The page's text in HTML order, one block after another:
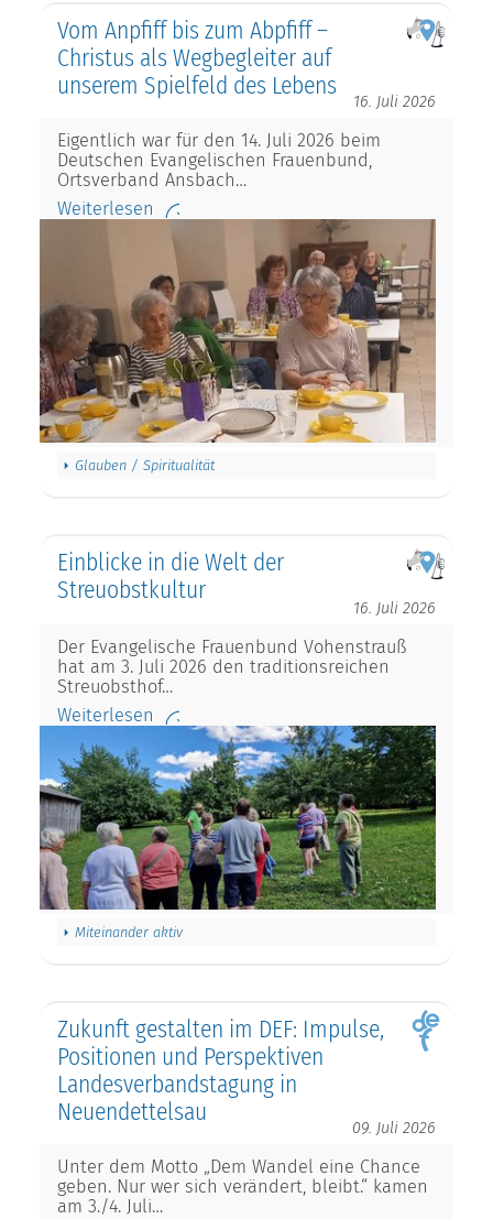
Vom Anpfiff bis zum Abpfiff –
Christus als Wegbegleiter auf
unserem Spielfeld des Lebens
16. Juli 2026
Eigentlich war für den 14. Juli 2026 beim
Deutschen Evangelischen Frauenbund,
Ortsverband Ansbach…
Weiterlesen
Glauben / Spiritualität
Einblicke in die Welt der
Streuobstkultur
16. Juli 2026
Der Evangelische Frauenbund Vohenstrauß
hat am 3. Juli 2026 den traditionsreichen
Streuobsthof…
Weiterlesen
Miteinander aktiv
Zukunft gestalten im DEF: Impulse,
Positionen und Perspektiven
Landesverbandstagung in
Neuendettelsau
09. Juli 2026
Unter dem Motto „Dem Wandel eine Chance
geben. Nur wer sich verändert, bleibt.“ kamen
am 3./4. Juli…